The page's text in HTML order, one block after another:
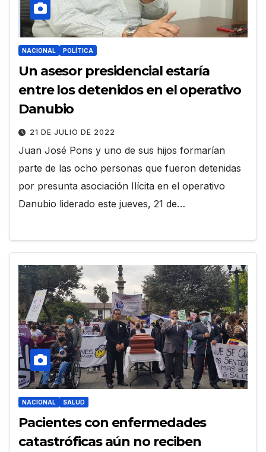
NACIONAL POLÍTICA
Un asesor presidencial estaría
entre los detenidos en el operativo
Danubio
21 DE JULIO DE 2022
Juan José Pons y uno de sus hijos formarían
parte de las ocho personas que fueron detenidas
por presunta asociación Ilícita en el operativo
Danubio liderado este jueves, 21 de…
NACIONAL SALUD
Pacientes con enfermedades
catastróficas aún no reciben